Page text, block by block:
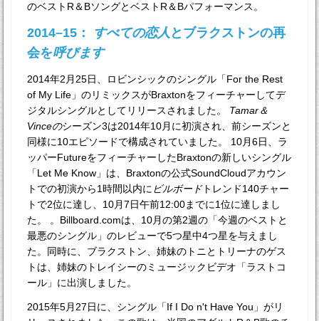
のベストR＆BソングとベストR＆Bパフォーマンス。
2014–15： すべての恋人 とブラクストンの再
会を呼びます
2014年2月25日、ロビンシックのシングル「For the Rest
of My Life」のリミックスがBraxtonをフィーチャーしてデ
ジタルシングルとしてリリースされました。 Tamar＆
Vinceのシーズン3は2014年10月に初演され、前シーズンと
同様に10エピソードで構成されていました。 10月6日、ラ
ッパーFutureをフィーチャーしたBraxtonの新しいシングル
「Let Me Know」は、Braxtonの公式SoundCloudアカウン
トでの初演から1時間以内に ビルボードトレンド140チャー
トで2位に達し、10月7日午前12:00までに1位に達しまし
た。 。Billboard.comは、10月の第2週の「今週のベストと
最悪のシングル」のレビューで5つ星中4つ星を与えまし
た。同時に、ブラクストン、姉妹のトニとトリーナのゲス
トは、姉妹のトレイシーのミュージックビデオ「ラストコ
ール」に出演しました。
2015年5月27日に、シングル「If I Do n't Have You」がリ